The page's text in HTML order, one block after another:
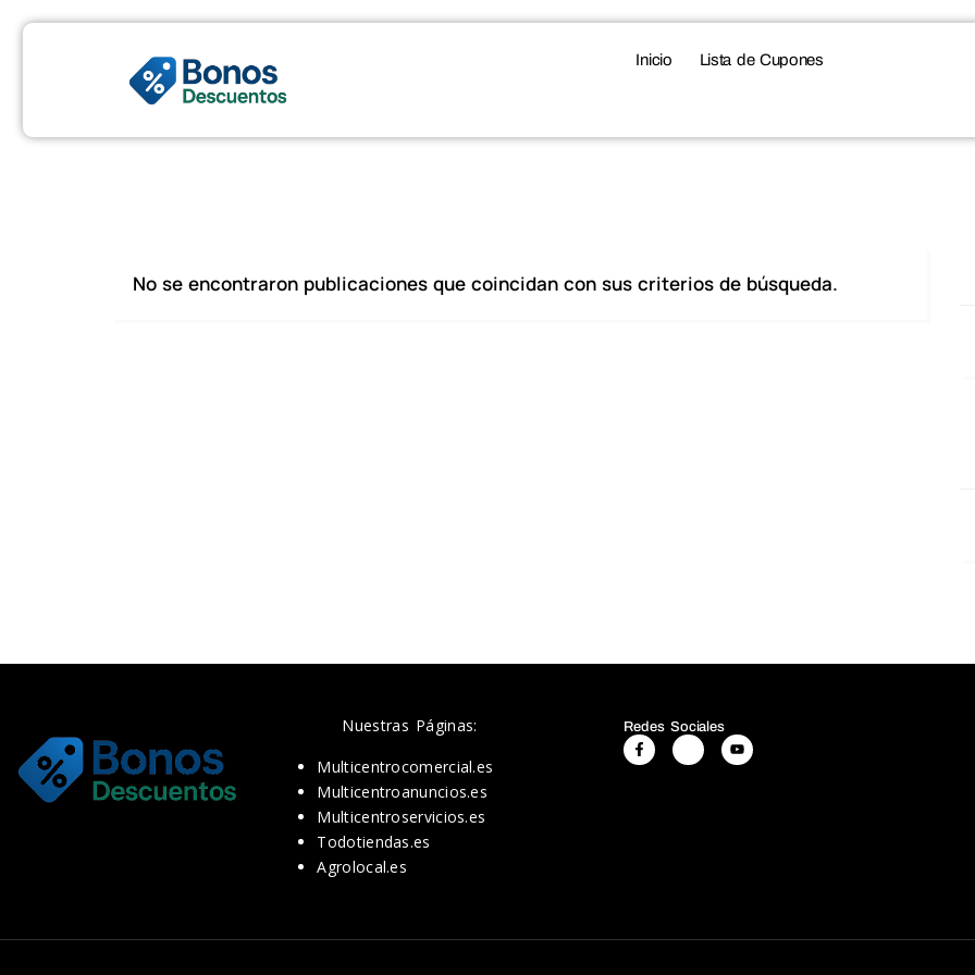
Inicio Lista de Cupones
No se encontraron publicaciones que coincidan con sus criterios de búsqueda.
Nuestras Páginas:
Multicentrocomercial.es
Multicentroanuncios.es
Multicentroservicios.es
Todotiendas.es
Agrolocal.es
Redes Sociales